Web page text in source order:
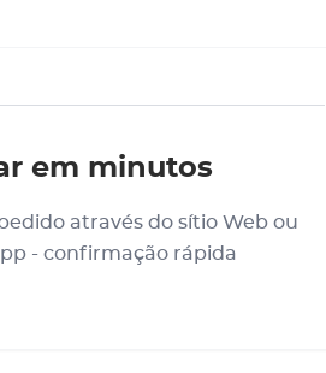
em minutos
através do sítio Web ou
- confirmação rápida